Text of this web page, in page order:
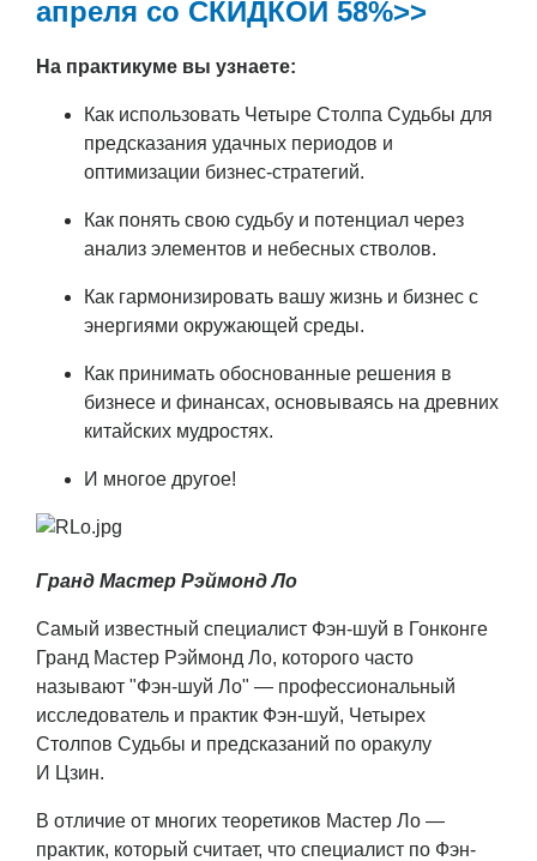
апреля со СКИДКОЙ 58%>>
На практикуме вы узнаете:
Как использовать Четыре Столпа Судьбы для
предсказания удачных периодов и
оптимизации бизнес-стратегий.
Как понять свою судьбу и потенциал через
анализ элементов и небесных стволов.
Как гармонизировать вашу жизнь и бизнес с
энергиями окружающей среды.
Как принимать обоснованные решения в
бизнесе и финансах, основываясь на древних
китайских мудростях.
И многое другое!
Гранд Мастер Рэймонд Ло
Самый известный специалист Фэн-шуй в Гонконге
Гранд Мастер Рэймонд Ло, которого часто
называют "Фэн-шуй Ло" — профессиональный
исследователь и практик Фэн-шуй, Четырех
Столпов Судьбы и предсказаний по оракулу
И Цзин.
В отличие от многих теоретиков Мастер Ло —
практик, который считает, что специалист по Фэн-